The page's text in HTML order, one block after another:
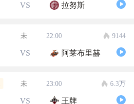
VS 拉努斯
未 22:00 9144
VS 阿莱布里赫
未 23:00 6.3万
VS 王牌